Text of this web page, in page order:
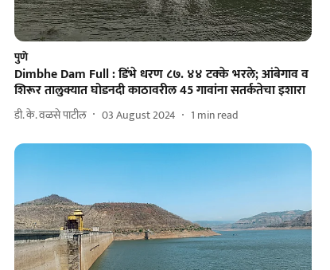
पुणे
Dimbhe Dam Full : डिंभे धरण ८७. ४४ टक्के भरले; आंबेगाव व
शिरूर तालुक्यात घोडनदी काठावरील 45 गावांना सतर्कतेचा इशारा
डी. के. वळसे पाटील 03 August 2024 1 min read